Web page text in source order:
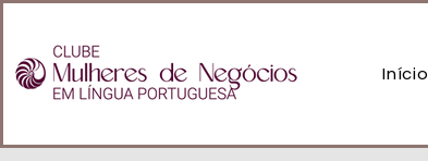
Início